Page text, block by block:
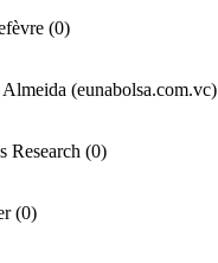
(0)
(eunabolsa.com.vc)
Research (0)
(0)